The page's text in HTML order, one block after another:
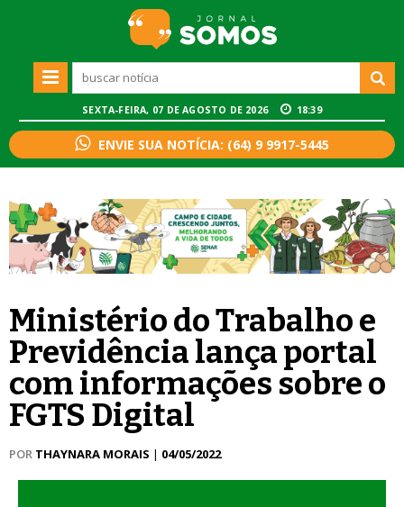
SEXTA-FEIRA, 07 DE AGOSTO DE 2026 18:39
ENVIE SUA NOTÍCIA: (64) 9 9917-5445
Ministério do Trabalho e
Previdência lança portal
com informações sobre o
FGTS Digital
POR THAYNARA MORAIS | 04/05/2022